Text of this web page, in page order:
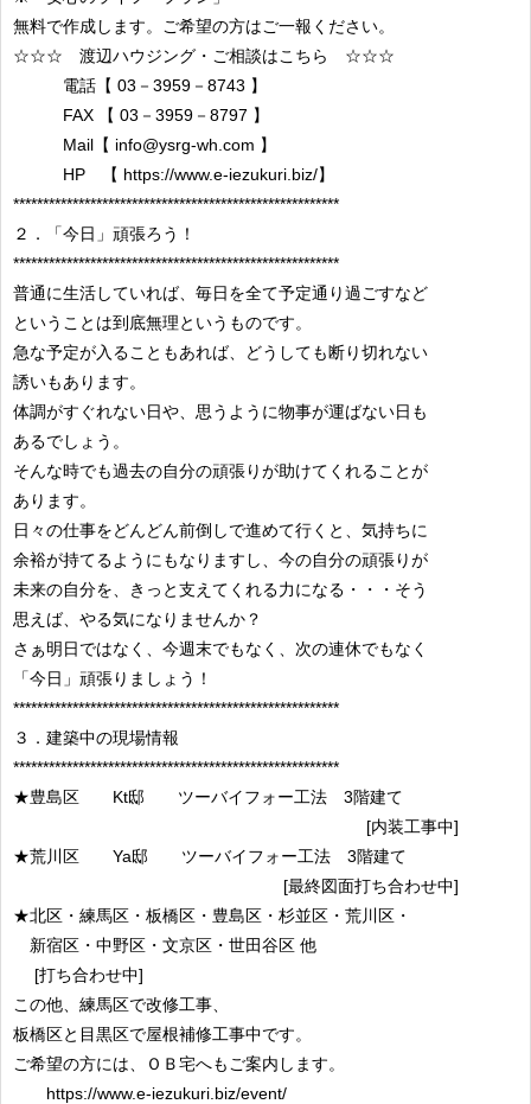
無料で作成します。ご希望の方はご一報ください。
☆☆☆ 渡辺ハウジング・ご相談はこちら ☆☆☆
電話【 03－3959－8743 】
FAX 【 03－3959－8797 】
Mail【 info@ysrg-wh.com 】
HP 【 https://www.e-iezukuri.biz/】
*******************************************************
２．「今日」頑張ろう！
*******************************************************
普通に生活していれば、毎日を全て予定通り過ごすなど
ということは到底無理というものです。
急な予定が入ることもあれば、どうしても断り切れない
誘いもあります。
体調がすぐれない日や、思うように物事が運ばない日も
あるでしょう。
そんな時でも過去の自分の頑張りが助けてくれることが
あります。
日々の仕事をどんどん前倒しで進めて行くと、気持ちに
余裕が持てるようにもなりますし、今の自分の頑張りが
未来の自分を、きっと支えてくれる力になる・・・そう
思えば、やる気になりませんか？
さぁ明日ではなく、今週末でもなく、次の連休でもなく
「今日」頑張りましょう！
*******************************************************
３．建築中の現場情報
*******************************************************
★豊島区 Kt邸 ツーバイフォー工法 3階建て
[内装工事中]
★荒川区 Ya邸 ツーバイフォー工法 3階建て
[最終図面打ち合わせ中]
★北区・練馬区・板橋区・豊島区・杉並区・荒川区・
新宿区・中野区・文京区・世田谷区 他
[打ち合わせ中]
この他、練馬区で改修工事、
板橋区と目黒区で屋根補修工事中です。
ご希望の方には、ＯＢ宅へもご案内します。
https://www.e-iezukuri.biz/event/